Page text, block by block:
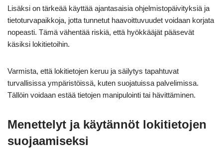
Lisäksi on tärkeää käyttää ajantasaisia ohjelmistopäivityksiä ja
tietoturvapaikkoja, jotta tunnetut haavoittuvuudet voidaan korjata
nopeasti. Tämä vähentää riskiä, että hyökkääjät pääsevät
käsiksi lokitietoihin.
Varmista, että lokitietojen keruu ja säilytys tapahtuvat
turvallisissa ympäristöissä, kuten suojatuissa palvelimissa.
Tällöin voidaan estää tietojen manipulointi tai hävittäminen.
Menettelyt ja käytännöt lokitietojen
suojaamiseksi